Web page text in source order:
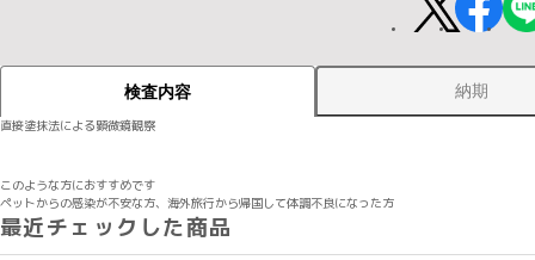
検査内容 納期
直接塗抹法による顕微鏡観察
このような方におすすめです
ペットからの感染が不安な方、海外旅行から帰国して体調不良になった方
最近チェックした商品